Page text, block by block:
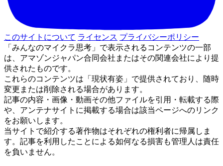
このサイトについて ライセンス プライバシーポリシー
「みんなのマイクラ思考」で表示されるコンテンツの一部
は、アマゾンジャパン合同会社またはその関連会社により提
供されたものです。
これらのコンテンツは「現状有姿」で提供されており、随時
変更または削除される場合があります。
記事の内容・画像・動画その他ファイルを引用・転載する際
や、アンテナサイトに掲載する場合は該当ページへのリンク
をお願いします。
当サイトで紹介する著作物はそれぞれの権利者に帰属しま
す。記事を利用したことによる如何なる損害も管理人は責任
を負いません。